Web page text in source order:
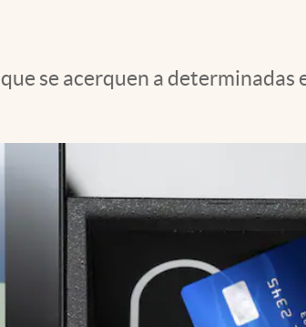
se acerquen a